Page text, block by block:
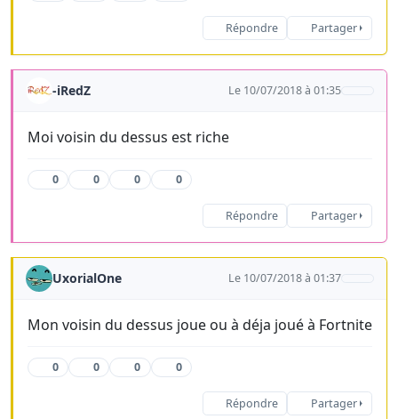
Répondre Partager
-iRedZ Le 10/07/2018 à 01:35
Moi voisin du dessus est riche
0 0 0 0
Répondre Partager
UxorialOne Le 10/07/2018 à 01:37
Mon voisin du dessus joue ou à déja joué à Fortnite
0 0 0 0
Répondre Partager